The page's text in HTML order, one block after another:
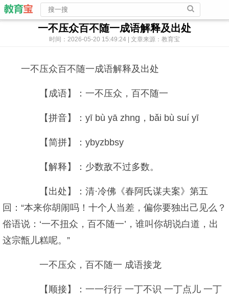
一不压众百不随一成语解释及出处
时间：2026-05-20 15:49:24 | 文章来源：教育宝
一不压众百不随一成语解释及出处
【成语】：一不压众，百不随一
【拼音】：yī bù yā zhng，bǎi bù suí yī
【简拼】：ybyzbbsy
【解释】：少数敌不过多数。
【出处】：清·冷佛《春阿氏谋夫案》第五
回：“本来你胡闹吗！十个人当差，偏你要独出己见么？
俗语说：‘一不扭众，百不随一’，谁叫你胡说白道，出
这宗甑儿糕呢。”
一不压众，百不随一 成语接龙
【顺接】：一一行行 一丁不识 一丁点儿 一丁